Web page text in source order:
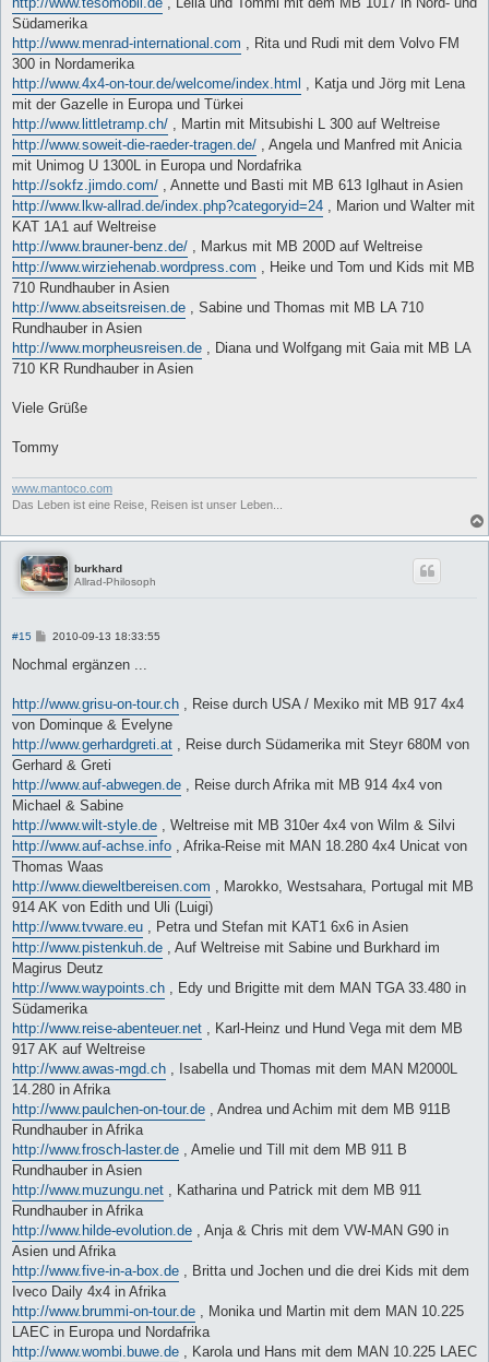
Südamerika
http://www.menrad-international.com , Rita und Rudi mit dem Volvo FM
300 in Nordamerika
http://www.4x4-on-tour.de/welcome/index.html , Katja und Jörg mit Lena
mit der Gazelle in Europa und Türkei
http://www.littletramp.ch/ , Martin mit Mitsubishi L 300 auf Weltreise
http://www.soweit-die-raeder-tragen.de/ , Angela und Manfred mit Anicia
mit Unimog U 1300L in Europa und Nordafrika
http://sokfz.jimdo.com/ , Annette und Basti mit MB 613 Iglhaut in Asien
http://www.lkw-allrad.de/index.php?categoryid=24 , Marion und Walter mit
KAT 1A1 auf Weltreise
http://www.brauner-benz.de/ , Markus mit MB 200D auf Weltreise
http://www.wirziehenab.wordpress.com , Heike und Tom und Kids mit MB
710 Rundhauber in Asien
http://www.abseitsreisen.de , Sabine und Thomas mit MB LA 710
Rundhauber in Asien
http://www.morpheusreisen.de , Diana und Wolfgang mit Gaia mit MB LA
710 KR Rundhauber in Asien
Viele Grüße
Tommy
www.mantoco.com
Das Leben ist eine Reise, Reisen ist unser Leben...
burkhard
Allrad-Philosoph
#15
B
i
a
g
2010-09-13 18:33:55
Nochmal ergänzen ...
http://www.grisu-on-tour.ch , Reise durch USA / Mexiko mit MB 917 4x4
von Dominque & Evelyne
http://www.gerhardgreti.at , Reise durch Südamerika mit Steyr 680M von
Gerhard & Greti
http://www.auf-abwegen.de , Reise durch Afrika mit MB 914 4x4 von
Michael & Sabine
http://www.wilt-style.de , Weltreise mit MB 310er 4x4 von Wilm & Silvi
http://www.auf-achse.info , Afrika-Reise mit MAN 18.280 4x4 Unicat von
Thomas Waas
http://www.dieweltbereisen.com , Marokko, Westsahara, Portugal mit MB
914 AK von Edith und Uli (Luigi)
http://www.tvware.eu , Petra und Stefan mit KAT1 6x6 in Asien
http://www.pistenkuh.de , Auf Weltreise mit Sabine und Burkhard im
Magirus Deutz
http://www.waypoints.ch , Edy und Brigitte mit dem MAN TGA 33.480 in
Südamerika
http://www.reise-abenteuer.net , Karl-Heinz und Hund Vega mit dem MB
917 AK auf Weltreise
http://www.awas-mgd.ch , Isabella und Thomas mit dem MAN M2000L
14.280 in Afrika
http://www.paulchen-on-tour.de , Andrea und Achim mit dem MB 911B
Rundhauber in Afrika
http://www.frosch-laster.de , Amelie und Till mit dem MB 911 B
Rundhauber in Asien
http://www.muzungu.net , Katharina und Patrick mit dem MB 911
Rundhauber in Afrika
http://www.hilde-evolution.de , Anja & Chris mit dem VW-MAN G90 in
Asien und Afrika
http://www.five-in-a-box.de , Britta und Jochen und die drei Kids mit dem
Iveco Daily 4x4 in Afrika
http://www.brummi-on-tour.de , Monika und Martin mit dem MAN 10.225
LAEC in Europa und Nordafrika
http://www.wombi.buwe.de , Karola und Hans mit dem MAN 10.225 LAEC